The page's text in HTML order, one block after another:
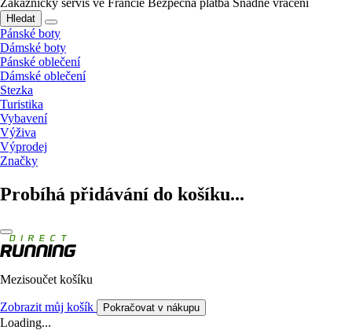
Zákaznický servis ve Francie Bezpečná platba Snadné vracení
Hledat
Pánské boty
Dámské boty
Pánské oblečení
Dámské oblečení
Stezka
Turistika
Vybavení
Výživa
Výprodej
Značky
Probíhá přidávání do košíku...
Mezisoučet košíku
Zobrazit můj košík Pokračovat v nákupu
Loading...